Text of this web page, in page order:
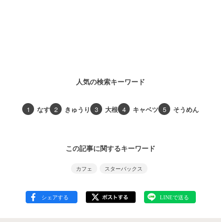
人気の検索キーワード
1 なす 2 きゅうり 3 大根 4 キャベツ 5 そうめん
この記事に関するキーワード
カフェ スターバックス